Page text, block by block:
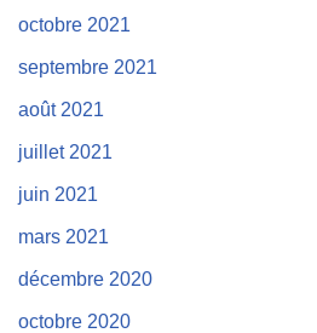
octobre 2021
septembre 2021
août 2021
juillet 2021
juin 2021
mars 2021
décembre 2020
octobre 2020